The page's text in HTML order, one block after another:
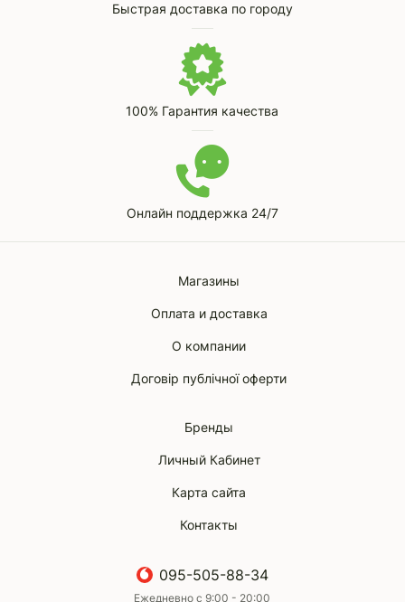
Быстрая доставка по городу
100% Гарантия качества
Онлайн поддержка 24/7
Магазины
Оплата и доставка
О компании
Договір публічної оферти
Бренды
Личный Кабинет
Карта сайта
Контакты
095-505-88-34
Ежедневно с 9:00 - 20:00